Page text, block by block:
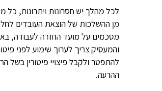
לכל מהלך יש חסרונות ויתרונות,
מן ההשלכות של הוצאת העובדים
מסכמים על מועד החזרה לעבודה,
והמעסיק צריך לערוך שימוע לפני
להתפטר ולקבל פיצויי פיטורין
ההרעה.